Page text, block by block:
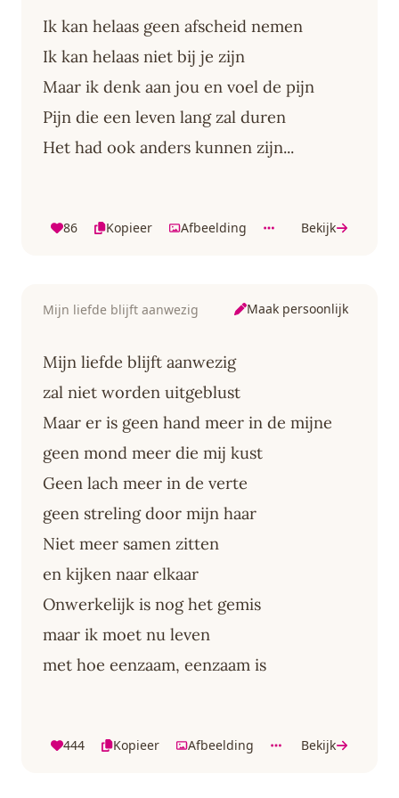
Ik kan helaas geen afscheid nemen
Ik kan helaas niet bij je zijn
Maar ik denk aan jou en voel de pijn
Pijn die een leven lang zal duren
Het had ook anders kunnen zijn...
86 Kopieer Afbeelding Bekijk
Mijn liefde blijft aanwezig Maak persoonlijk
Mijn liefde blijft aanwezig
zal niet worden uitgeblust
Maar er is geen hand meer in de mijne
geen mond meer die mij kust
Geen lach meer in de verte
geen streling door mijn haar
Niet meer samen zitten
en kijken naar elkaar
Onwerkelijk is nog het gemis
maar ik moet nu leven
met hoe eenzaam, eenzaam is
444 Kopieer Afbeelding Bekijk